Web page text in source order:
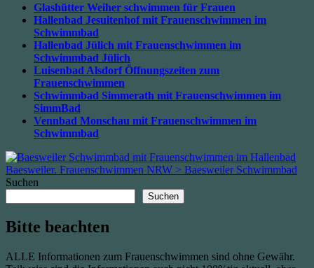
Glashütter Weiher schwimmen für Frauen
Hallenbad Jesuitenhof mit Frauenschwimmen im
Schwimmbad
Hallenbad Jülich mit Frauenschwimmen im
Schwimmbad Jülich
Luisenbad Alsdorf Öffnungszeiten zum
Frauenschwimmen
Schwimmbad Simmerath mit Frauenschwimmen im
SimmBad
Vennbad Monschau mit Frauenschwimmen im
Schwimmbad
Suchen
Suchen
Bitte beachten
ALLE Informationen zum Frauenschwimmen sind ohne Gewähr.